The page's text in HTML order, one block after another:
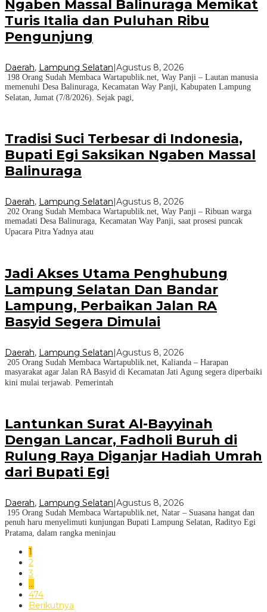
Ngaben Massal Balinuraga Memikat
Turis Italia dan Puluhan Ribu
Pengunjung
Daerah, Lampung Selatan|Agustus 8, 2026
198 Orang Sudah Membaca Wartapublik.net, Way Panji – Lautan manusia
memenuhi Desa Balinuraga, Kecamatan Way Panji, Kabupaten Lampung
Selatan, Jumat (7/8/2026). Sejak pagi,
Tradisi Suci Terbesar di Indonesia,
Bupati Egi Saksikan Ngaben Massal
Balinuraga
Daerah, Lampung Selatan Agustus 8, 2026
202 Orang Sudah Membaca Wartapublik.net, Way Panji – Ribuan warga
memadati Desa Balinuraga, Kecamatan Way Panji, saat prosesi puncak
Upacara Pitra Yadnya atau
Jadi Akses Utama Penghubung
Lampung Selatan Dan Bandar
Lampung, Perbaikan Jalan RA
Basyid Segera Dimulai
Daerah, Lampung Selatan|Agustus 8, 2026
205 Orang Sudah Membaca Wartapublik.net, Kalianda – Harapan
masyarakat agar Jalan RA Basyid di Kecamatan Jati Agung segera diperbaiki
kini mulai terjawab. Pemerintah
Lantunkan Surat Al-Bayyinah
Dengan Lancar, Fadholi Buruh di
Rulung Raya Diganjar Hadiah Umrah
dari Bupati Egi
Daerah, Lampung Selatan Agustus 8, 2026
195 Orang Sudah Membaca Wartapublik.net, Natar – Suasana hangat dan
penuh haru menyelimuti kunjungan Bupati Lampung Selatan, Radityo Egi
Pratama, dalam rangka meninjau
1
2
3
…
474
Berikutnya